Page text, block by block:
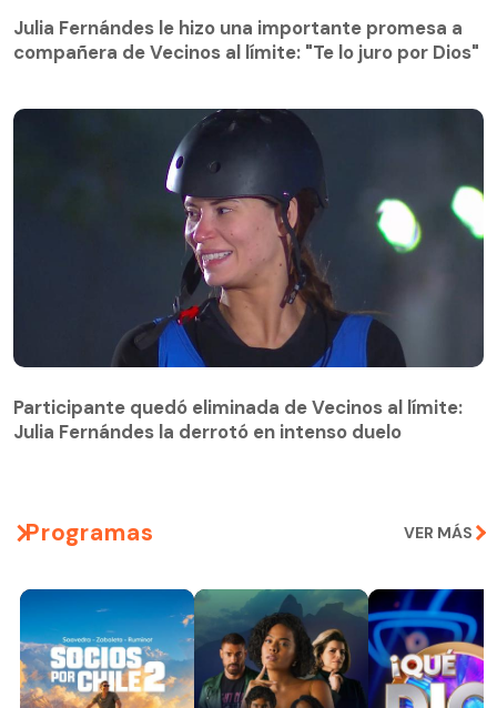
compañera de Vecinos al límite: "Te lo juro por Dios"
Julia Fernándes le hizo una importante promesa a
compañera de Vecinos al límite: "Te lo juro por Dios"
Julia Fernándes la derrotó en intenso duelo
Participante quedó eliminada de Vecinos al límite:
Julia Fernándes la derrotó en intenso duelo
Programas VER MÁS